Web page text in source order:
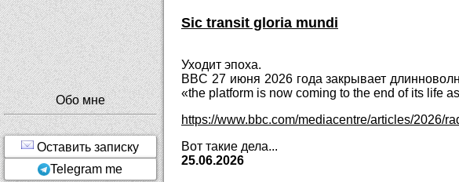
Sic transit gloria mundi
Уходит эпоха.
BBC 27 июня 2026 года закрывает
«the platform is now coming to the end of its life
https://www.bbc.com/mediacentre/articles/2026/
Вот такие дела...
25.06.2026
Обо мне
Оставить записку
Telegram me